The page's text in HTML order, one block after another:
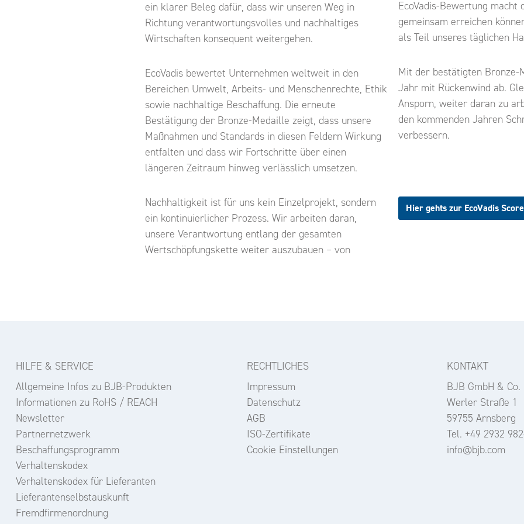
ein klarer Beleg dafür, dass wir unseren Weg in
Richtung verantwortungsvolles und nachhaltiges
Wirtschaften konsequent weitergehen.
EcoVadis bewertet Unternehmen weltweit in den
Bereichen Umwelt, Arbeits- und Menschenrechte, Ethik
sowie nachhaltige Beschaffung. Die erneute
Bestätigung der Bronze-Medaille zeigt, dass unsere
Maßnahmen und Standards in diesen Feldern Wirkung
entfalten und dass wir Fortschritte über einen
längeren Zeitraum hinweg verlässlich umsetzen.
Nachhaltigkeit ist für uns kein Einzelprojekt, sondern
ein kontinuierlicher Prozess. Wir arbeiten daran,
unsere Verantwortung entlang der gesamten
Wertschöpfungskette weiter auszubauen – von
EcoVadis-Bewertung macht
gemeinsam erreichen
als Teil unseres täglichen
Mit der bestätigten Bronze-
Jahr mit Rückenwind ab.
Ansporn, weiter daran zu
den kommenden Jahren
verbessern.
Hier gehts zur EcoVadis
HILFE & SERVICE
Allgemeine Infos zu BJB-Produkten
Informationen zu RoHS / REACH
Newsletter
Partnernetzwerk
Beschaffungsprogramm
Verhaltenskodex
Verhaltenskodex für Lieferanten
Lieferantenselbstauskunft
Fremdfirmenordnung
RECHTLICHES
Impressum
Datenschutz
AGB
ISO-Zertifikate
Cookie Einstellungen
KONTAKT
BJB GmbH & Co.
Werler Straße 1
59755 Arnsberg
Tel. +49 2932
info@bjb.com